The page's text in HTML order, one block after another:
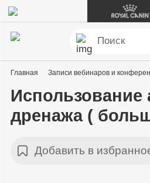
Главная Записи вебинаров и
Использование
дренажа (
Добавить в